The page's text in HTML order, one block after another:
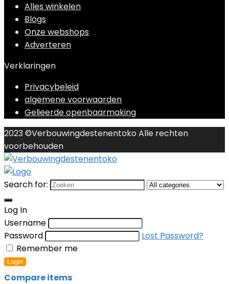
Alles winkelen
Blogs
Onze webshops
Adverteren
Verklaringen
Privacybeleid
algemene voorwaarden
Gelieerde openbaarmaking
2023 ©Verbouwingdestenentoko Alle rechten
voorbehouden
Search for:
Log In
Username
Password
Lost Password?
Remember me
Login
Compare items